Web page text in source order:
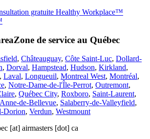
gratuite Healthy Workplace™
Zone de service au Québec
, Châteauguay, Côte Saint-Luc, Dollard-
, Dorval, Hampstead, Hudson, Kirkland,
, Laval, Longueuil, Montreal West, Montréal,
, Notre-Dame-de-l'Île-Perrot, Outremont,
, Québec City, Roxboro, Saint-Laurent,
de-Bellevue, Salaberry-de-Valleyfield,
Dorion, Verdun, Westmount
[at] airmasters [dot] ca